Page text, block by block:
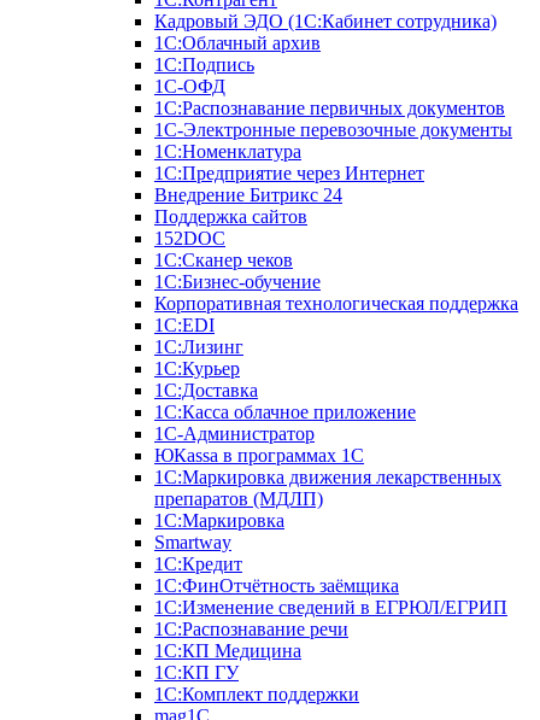
Кадровый ЭДО (1С:Кабинет сотрудника)
1С:Облачный архив
1С:Подпись
1С-ОФД
1С:Распознавание первичных документов
1С-Электронные перевозочные документы
1С:Номенклатура
1С:Предприятие через Интернет
Внедрение Битрикс 24
Поддержка сайтов
152DOC
1С:Сканер чеков
1С:Бизнес-обучение
Корпоративная технологическая поддержка
1С:ЕDI
1С:Лизинг
1С:Курьер
1С:Доставка
1С:Касса облачное приложение
1С-Администратор
ЮКаssа в программах 1С
1С:Маркировка движения лекарственных
препаратов (МДЛП)
1С:Маркировка
Smartway
1С:Кредит
1С:ФинОтчётность заёмщика
1С:Изменение сведений в ЕГРЮЛ/ЕГРИП
1С:Распознавание речи
1С:КП Медицина
1С:КП ГУ
1С:Комплект поддержки
mag1C